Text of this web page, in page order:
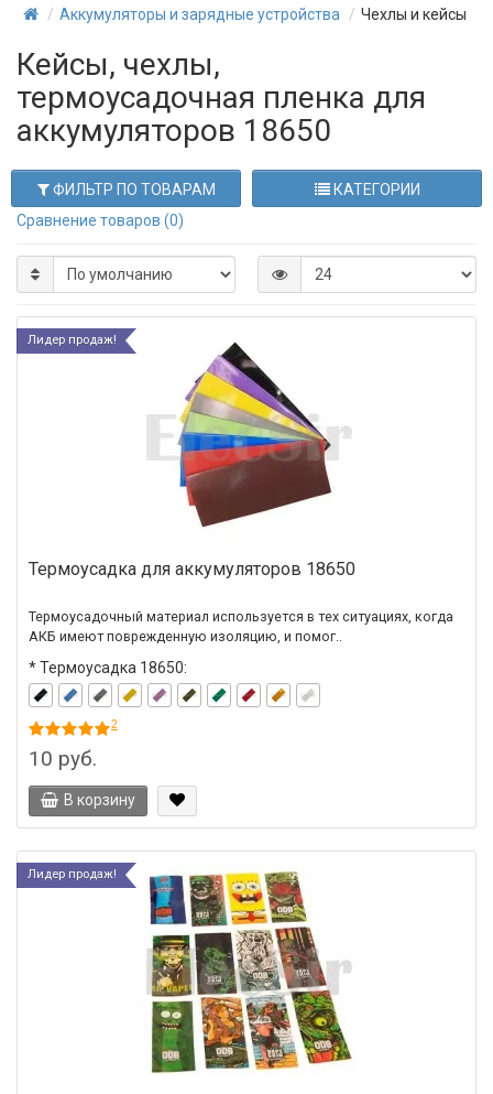
Аккумуляторы и зарядные устройства Чехлы и кейсы
Кейсы, чехлы,
термоусадочная пленка для
аккумуляторов 18650
ФИЛЬТР ПО ТОВАРАМ
КАТЕГОРИИ
Сравнение товаров (0)
Лидер продаж!
Термоусадка для аккумуляторов 18650
Термоусадочный материал используется в тех ситуациях, когда
АКБ имеют поврежденную изоляцию, и помог..
*Термоусадка 18650:
2
10 руб.
В корзину
Лидер продаж!